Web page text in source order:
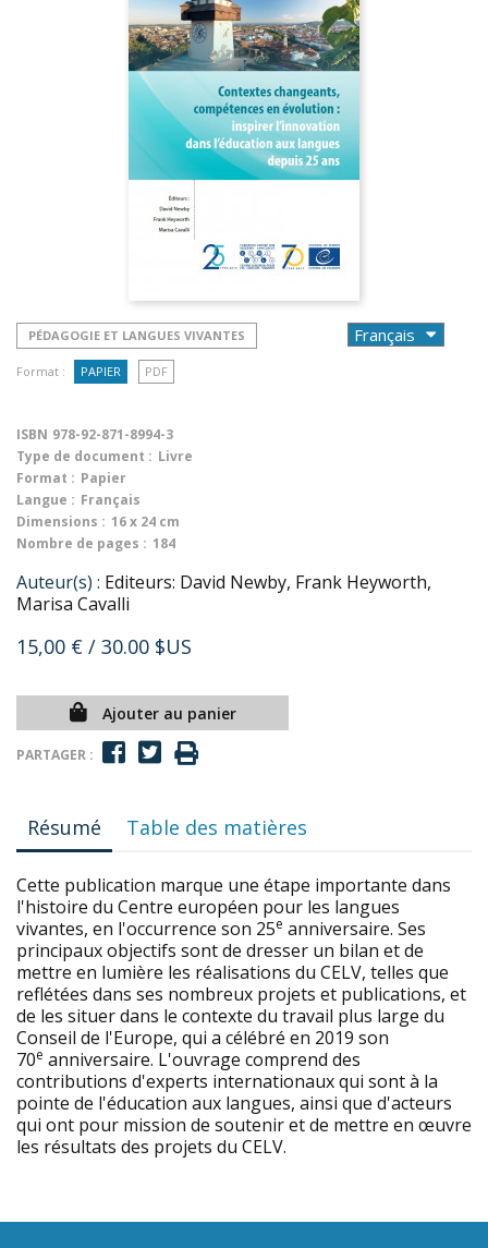
PÉDAGOGIE ET LANGUES VIVANTES
Format : PAPIER PDF
ISBN 978-92-871-8994-3
Type de document : Livre
Format : Papier
Langue : Français
Dimensions : 16 x 24 cm
Nombre de pages : 184
Auteur(s) : Editeurs: David Newby, Frank Heyworth,
Marisa Cavalli
15,00 € / 30.00 $US
Ajouter au panier
PARTAGER :
Résumé Table des matières
Cette publication marque une étape importante dans
l'histoire du Centre européen pour les langues
vivantes, en l'occurrence son 25e anniversaire. Ses
principaux objectifs sont de dresser un bilan et de
mettre en lumière les réalisations du CELV, telles que
reflétées dans ses nombreux projets et publications, et
de les situer dans le contexte du travail plus large du
Conseil de l'Europe, qui a célébré en 2019 son
70e anniversaire. L'ouvrage comprend des
contributions d'experts internationaux qui sont à la
pointe de l'éducation aux langues, ainsi que d'acteurs
qui ont pour mission de soutenir et de mettre en œuvre
les résultats des projets du CELV.